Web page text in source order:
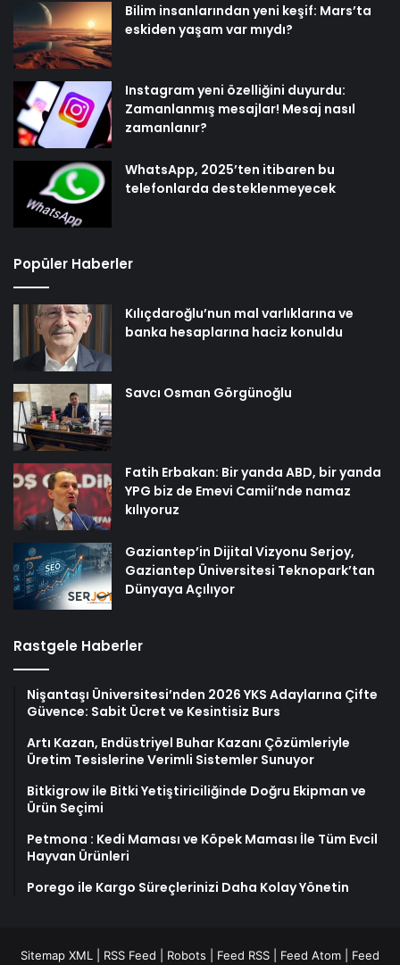
Bilim insanlarından yeni keşif: Mars’ta
eskiden yaşam var mıydı?
Instagram yeni özelliğini duyurdu:
Zamanlanmış mesajlar! Mesaj nasıl
zamanlanır?
WhatsApp, 2025’ten itibaren bu
telefonlarda desteklenmeyecek
Popüler Haberler
Kılıçdaroğlu’nun mal varlıklarına ve
banka hesaplarına haciz konuldu
Savcı Osman Görgünoğlu
Fatih Erbakan: Bir yanda ABD, bir yanda
YPG biz de Emevi Camii’nde namaz
kılıyoruz
Gaziantep’in Dijital Vizyonu Serjoy,
Gaziantep Üniversitesi Teknopark’tan
Dünyaya Açılıyor
Rastgele Haberler
Nişantaşı Üniversitesi’nden 2026 YKS Adaylarına Çifte
Güvence: Sabit Ücret ve Kesintisiz Burs
Artı Kazan, Endüstriyel Buhar Kazanı Çözümleriyle
Üretim Tesislerine Verimli Sistemler Sunuyor
Bitkigrow ile Bitki Yetiştiriciliğinde Doğru Ekipman ve
Ürün Seçimi
Petmona : Kedi Maması ve Köpek Maması İle Tüm Evcil
Hayvan Ürünleri
Porego ile Kargo Süreçlerinizi Daha Kolay Yönetin
Sitemap XML RSS Feed Robots Feed RSS Feed Atom Feed